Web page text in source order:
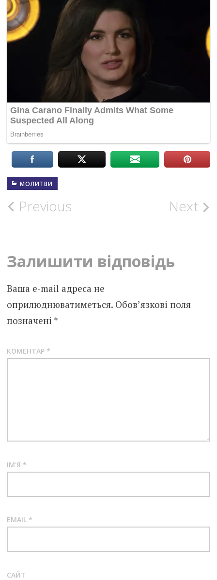
МОЛИТВИ
Post
Previous Next
Залишити відповідь
Ваша e-mail адреса не
оприлюднюватиметься. Обов’язкові поля
позначені *
КОМЕНТАР *
ІМ'Я *
EMAIL *
САЙТ